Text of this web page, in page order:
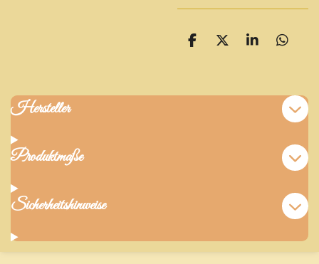
T
e
T
e
T
e
T
e
n
Hersteller
Produktmaße
Sicherheitshinweise